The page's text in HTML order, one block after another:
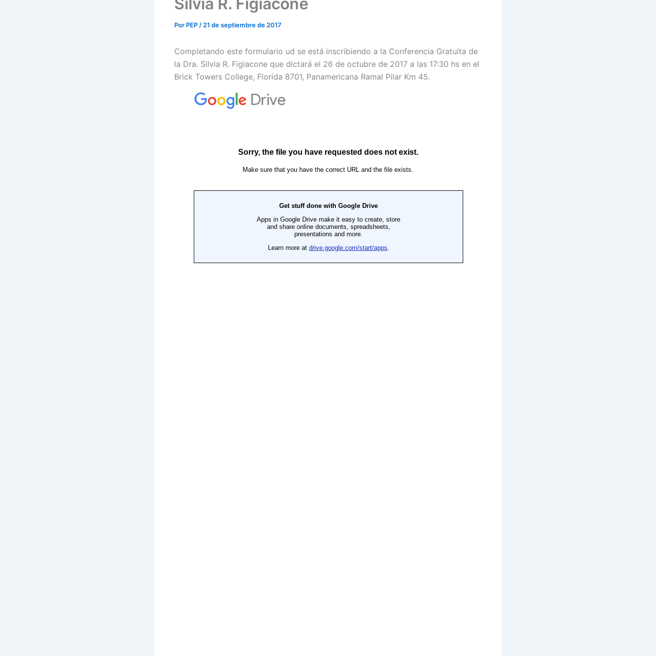
Por PEP / 21 de septiembre de 2017
Completando este formulario ud se está inscribiendo a la Conferencia Gratuita de
la Dra. Silvia R. Figiacone que dictará el 26 de octubre de 2017 a las 17:30 hs en el
Brick Towers College, Florida 8701, Panamericana Ramal Pilar Km 45.